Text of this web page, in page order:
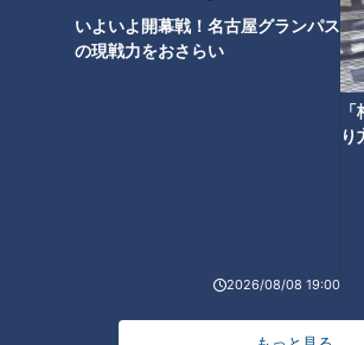
いよいよ開幕戦！名古屋グランパス
の現戦力をおさらい
2026/08/08 19:00
り
ピエロと